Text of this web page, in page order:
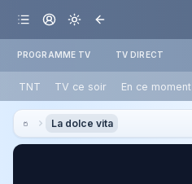
PROGRAMME TV TV DIRECT
TNT TV ce soir En ce moment
La dolce vita